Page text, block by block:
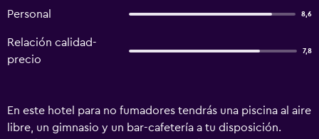
Personal 8,6
Relación calidad-
precio
7,8
En este hotel para no fumadores tendrás una piscina al aire
libre, un gimnasio y un bar-cafetería a tu disposición.